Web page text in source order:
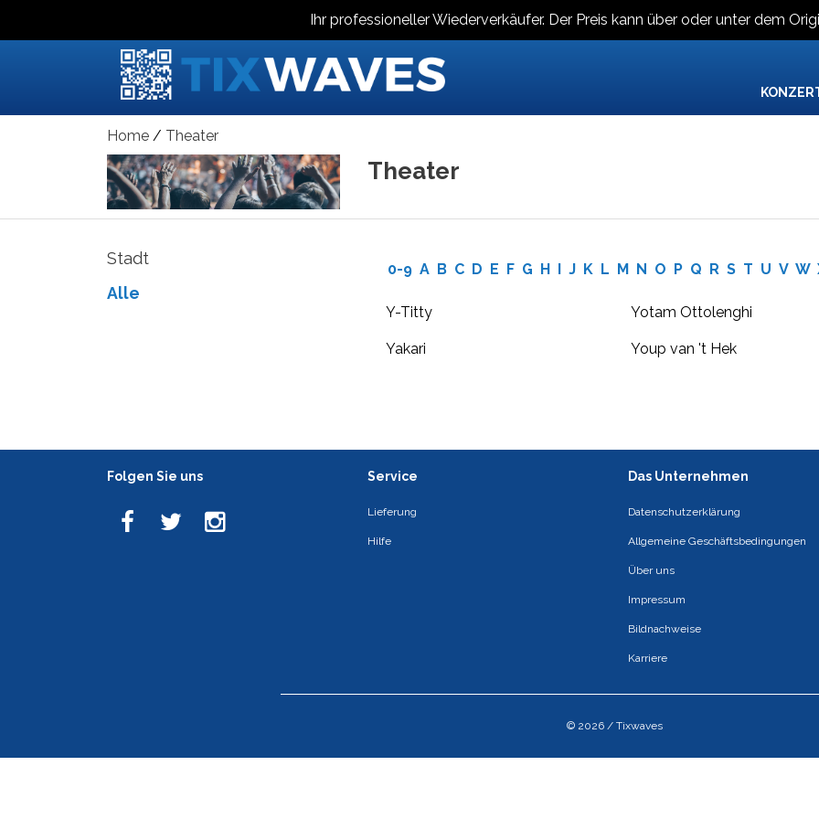
Ihr professioneller Wiederverkäufer. Der Preis kann über oder unter dem
Home Theater
Theater
Stadt
Alle
0-9 A B C D E F G H I J K L M N O P Q R S T U V W
Y-Titty
Yakari
Yotam Ottolenghi
Youp van 't Hek
Folgen Sie uns Service
Lieferung
Hilfe
Das Unternehmen
Datenschutzerklärung
Allgemeine Geschäftsbedingungen
Über uns
Impressum
Bildnachweise
Karriere
© 2026 / Tixwaves